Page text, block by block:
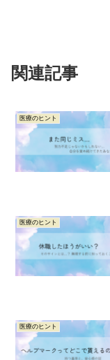
関連記事
医療のヒント
医療のヒント
医療のヒント